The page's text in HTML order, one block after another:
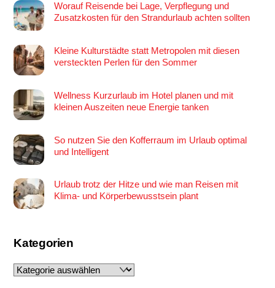
Worauf Reisende bei Lage, Verpflegung und
Zusatzkosten für den Strandurlaub achten sollten
Kleine Kulturstädte statt Metropolen mit diesen
versteckten Perlen für den Sommer
Wellness Kurzurlaub im Hotel planen und mit
kleinen Auszeiten neue Energie tanken
So nutzen Sie den Kofferraum im Urlaub optimal
und Intelligent
Urlaub trotz der Hitze und wie man Reisen mit
Klima- und Körperbewusstsein plant
Kategorien
Kategorien